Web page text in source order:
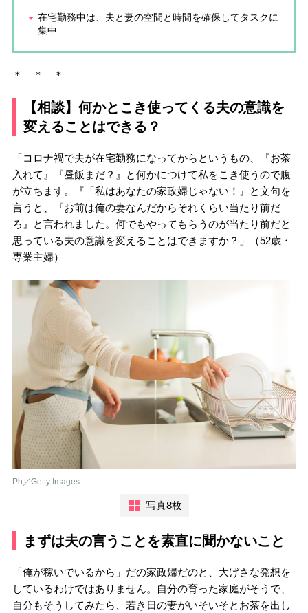
在宅勤務中は、夫と妻の空間と時間を確保してタスクに
集中
＊ ＊ ＊
【相談】何かとこき使ってくる夫の意識を
変えることはできる？
「コロナ禍で夫が在宅勤務になってからというもの、『お茶
入れて』『昼飯まだ？』と何かにつけて私をこき使うので腹
が立ちます。『「私はあなたの家政婦じゃない！』と文句を
言うと、『お前は俺の妻なんだからそれくらい当たり前だ
ろ』と言われました。何でもやってもらうのが当たり前だと
思っている夫の意識を変えることはできますか？」（52歳・
専業主婦）
Ph／Getty Images
写真8枚
まずは夫の言うことを素直に聞かないこと
「俺が稼いでいるから」だの家政婦だのと、大げさな発想を
しているわけではありません。自分の育った家庭がそうで、
自分もそうしてみたら、若き日の妻がいそいそとお茶を出し